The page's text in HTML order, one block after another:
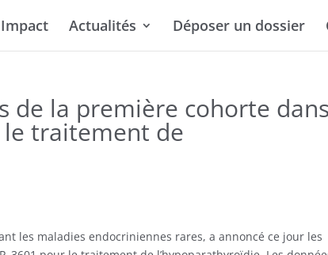
Impact Actualités Déposer un dossier
de la première cohorte dans
le traitement de
les maladies endocriniennes rares, a annoncé ce jour les